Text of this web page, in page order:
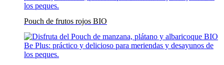
Pouch de frutos rojos BIO